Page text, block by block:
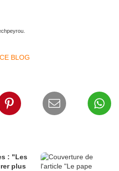
BLOG
: "Les
plus